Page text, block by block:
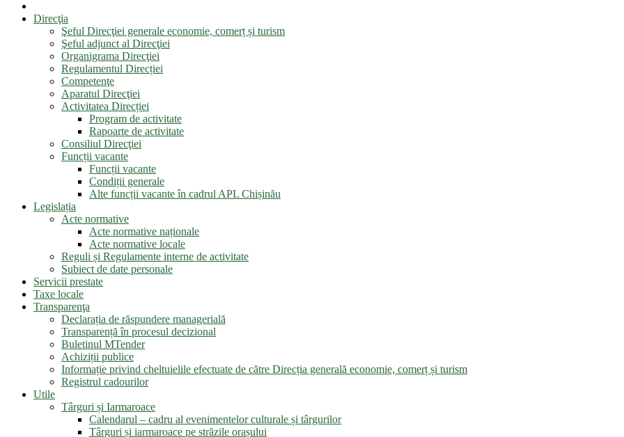
Direcţia
Şeful Direcţiei generale economie, comerț și turism
Şeful adjunct al Direcţiei
Organigrama Direcţiei
Regulamentul Direcției
Competenţe
Aparatul Direcţiei
Activitatea Direcției
Program de activitate
Rapoarte de activitate
Consiliul Direcţiei
Funcții vacante
Funcții vacante
Condiții generale
Alte funcții vacante în cadrul APL Chișinău
Legislația
Acte normative
Acte normative naționale
Acte normative locale
Reguli și Regulamente interne de activitate
Subiect de date personale
Servicii prestate
Taxe locale
Transparenţa
Declarația de răspundere managerială
Transparență în procesul decizional
Buletinul MTender
Achiziții publice
Informație privind cheltuielile efectuate de către Direcția generală economie, comerț și turism
Registrul cadourilor
Utile
Târguri și Iarmaroace
Calendarul – cadru al evenimentelor culturale și târgurilor
Târguri și iarmaroace pe străzile orașului